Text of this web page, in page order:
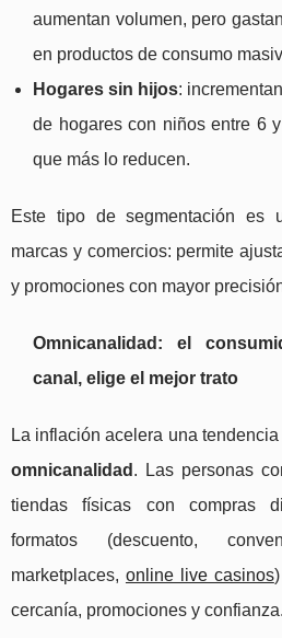
aumentan volumen, pero
en productos de consumo
Hogares sin hijos:
de hogares con niños entre 6
que más lo reducen.
Este tipo de segmentación es
marcas y comercios: permite
y promociones con mayor
Omnicanalidad: el
canal, elige el mejor trato
La inflación acelera una
omnicanalidad . Las personas
tiendas físicas con compras
formatos (descuento,
marketplaces, online live casinos
cercanía, promociones y confianza.